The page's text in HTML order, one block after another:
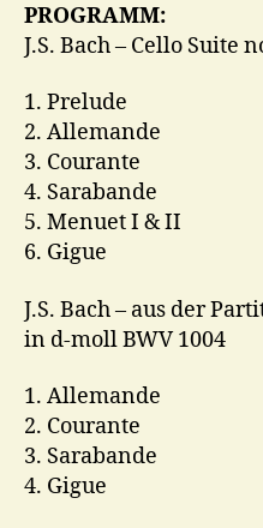
PROGRAMM:
J.S. Bach – Cello Suite
1. Prelude
2. Allemande
3. Courante
4. Sarabande
5. Menuet I & II
6. Gigue
J.S. Bach – aus der
in d-moll BWV 1004
1. Allemande
2. Courante
3. Sarabande
4. Gigue